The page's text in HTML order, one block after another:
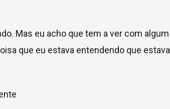
Mas eu acho que tem a ver com algum
que eu estava entendendo que estava